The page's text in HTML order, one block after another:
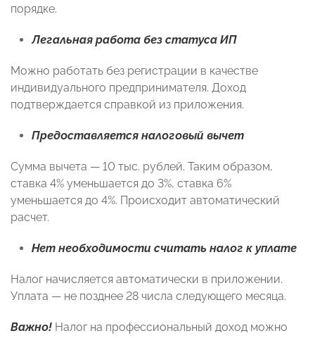
порядке.
Легальная работа без статуса ИП
Можно работать без регистрации в качестве
индивидуального предпринимателя. Доход
подтверждается справкой из приложения.
Предоставляется налоговый вычет
Сумма вычета — 10 тыс. рублей. Таким образом,
ставка 4% уменьшается до 3%, ставка 6%
уменьшается до 4%. Происходит автоматический
расчет.
Нет необходимости считать налог к уплате
Налог начисляется автоматически в приложении.
Уплата — не позднее 28 числа следующего месяца.
Важно! Налог на профессиональный доход можно